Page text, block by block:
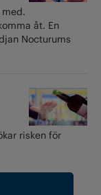
åt. En
Nocturums
risken för